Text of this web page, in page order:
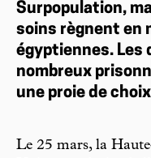
Surpopulation,
soins règnent en
égyptiennes. Les
nombreux
une proie de
Le 25 mars, la